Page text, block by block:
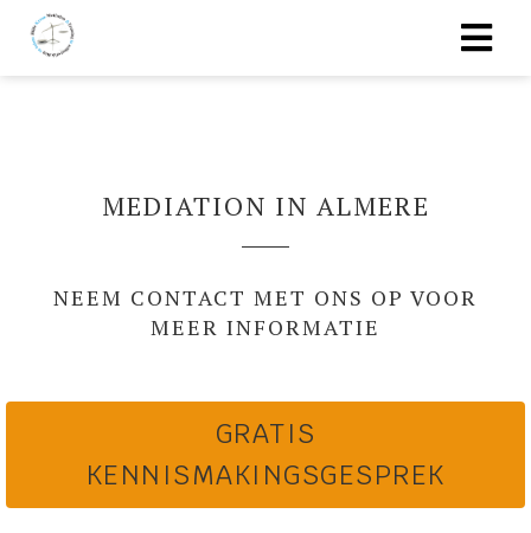
MEDIATION IN ALMERE
NEEM CONTACT MET ONS OP VOOR
MEER INFORMATIE
GRATIS
KENNISMAKINGSGESPREK